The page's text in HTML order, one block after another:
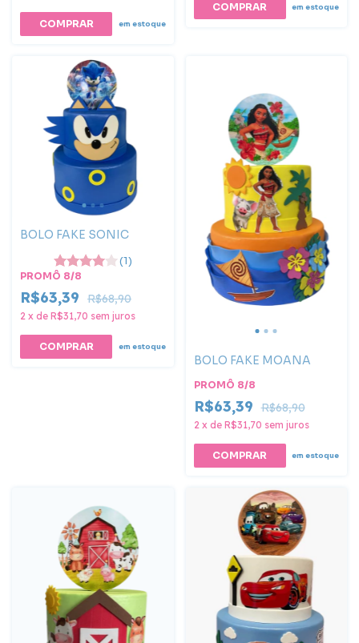
COMPRAR em estoque
em estoque
BOLO FAKE SONIC
(1)
PROMÔ 8/8
R$63,39 R$68,90
2 x de R$31,70 sem juros
em estoque
BOLO FAKE MOANA
PROMÔ 8/8
R$63,39 R$68,90
2 x de R$31,70 sem juros
COMPRAR em estoque